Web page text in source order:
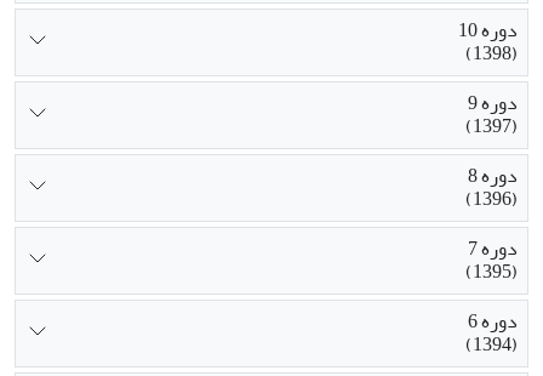
دوره 10
(1398)
دوره 9
(1397)
دوره 8
(1396)
دوره 7
(1395)
دوره 6
(1394)